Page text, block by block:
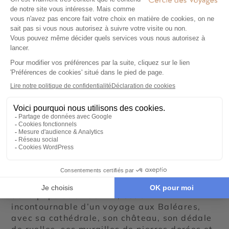
Un voyage aux Baléares à
Majorque et Minorque
Majorque, la plus grande île des Baléares,
venu d’Europe du Nord… Mais connaissez-
vous le patrimoine naturel de Majorque ? Les
parcs naturels de Cabrera, de Mondrago, la
Serra de Tramuntana dont les paysages sont
inscrits au Patrimoine mondial de l’UNESCO,
Palma de Majorque, la capitale de l’archipel
des Baléares qui concentre près de la moitié
incontournable d’un voyage aux Baléares,
avec sa cathédrale, son château, son dédale